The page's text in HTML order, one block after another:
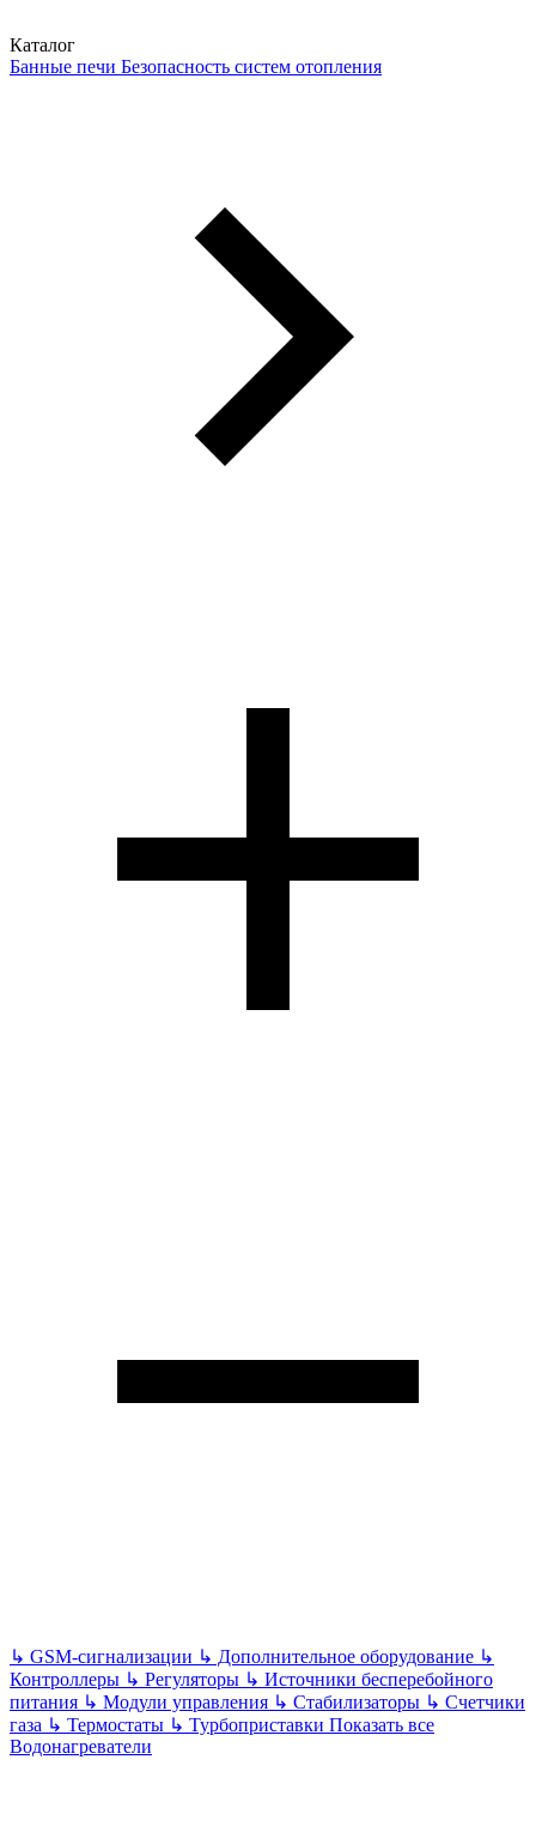
Каталог
Банные печи Безопасность систем отопления
↳ GSM-сигнализации ↳ Дополнительное оборудование ↳
Контроллеры ↳ Регуляторы ↳ Источники бесперебойного
питания ↳ Модули управления ↳ Стабилизаторы ↳ Счетчики
газа ↳ Термостаты ↳ Турбоприставки Показать все
Водонагреватели